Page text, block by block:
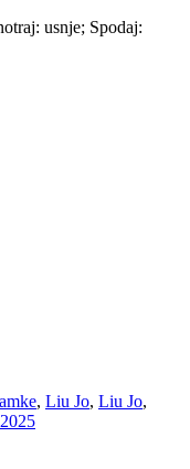
usnje; Spodaj:
, Liu Jo, Liu Jo,